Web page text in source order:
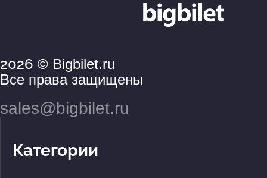
2026 © Bigbilet.ru
Все права защищены
sales@bigbilet.ru
Категории